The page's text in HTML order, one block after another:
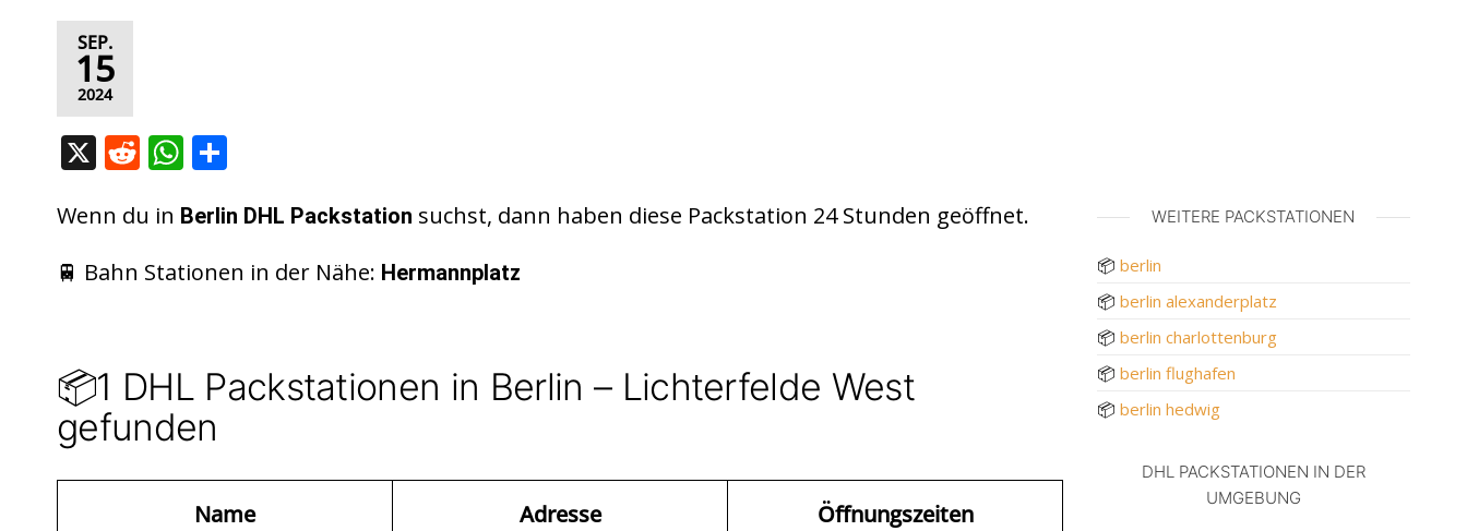
SEP.
15
2024
X R
d
di
t
W
at
s
A
le
n
Wenn du in Berlin DHL Packstation suchst, dann haben diese Packstation 24 Stunden geöffnet.
🚆 Bahn Stationen in der Nähe: Hermannplatz
📦1 DHL Packstationen in Berlin – Lichterfelde West
gefunden
Name Adresse Öffnungszeiten
WEITERE PACKSTATIONEN
📦 berlin
📦 berlin alexanderplatz
📦 berlin charlottenburg
📦 berlin flughafen
📦 berlin hedwig
DHL PACKSTATIONEN IN DER
UMGEBUNG